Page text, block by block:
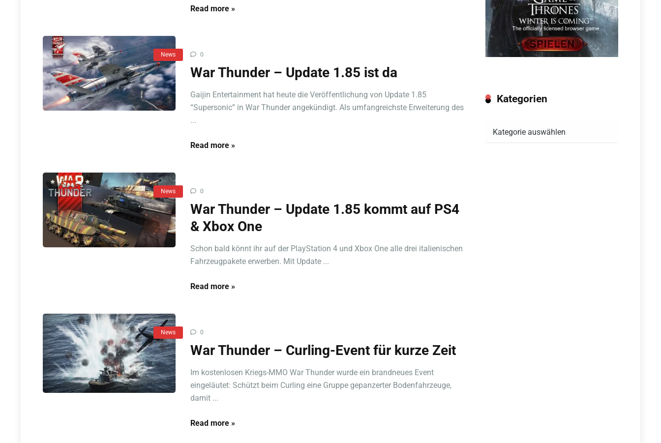
Read more »
News 0
War Thunder – Update 1.85 ist da
Gaijin Entertainment hat heute die Veröffentlichung von Update 1.85
“Supersonic” in War Thunder angekündigt. Als umfangreichste Erweiterung des
...
Read more »
News 0
War Thunder – Update 1.85 kommt auf PS4
& Xbox One
Schon bald könnt ihr auf der PlayStation 4 und Xbox One alle drei italienischen
Fahrzeugpakete erwerben. Mit Update ...
Read more »
News 0
War Thunder – Curling-Event für kurze Zeit
Im kostenlosen Kriegs-MMO War Thunder wurde ein brandneues Event
eingeläutet: Schützt beim Curling eine Gruppe gepanzerter Bodenfahrzeuge,
damit ...
Read more »
Kategorien